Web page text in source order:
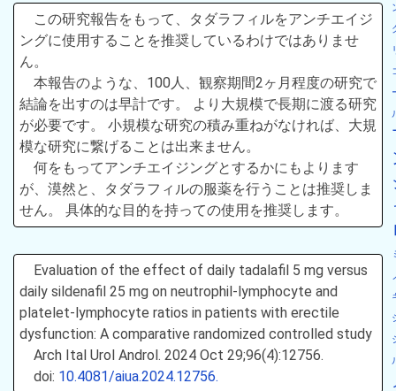
この研究報告をもって、タダラフィルをアンチエイジ
ングに使用することを推奨しているわけではありませ
ん。
本報告のような、100人、観察期間2ヶ月程度の研究で
結論を出すのは早計です。 より大規模で長期に渡る研究
が必要です。 小規模な研究の積み重ねがなければ、大規
模な研究に繋げることは出来ません。
何をもってアンチエイジングとするかにもよります
が、漠然と、タダラフィルの服薬を行うことは推奨しま
せん。 具体的な目的を持っての使用を推奨します。
Evaluation of the effect of daily tadalafil 5 mg versus
daily sildenafil 25 mg on neutrophil-lymphocyte and
platelet-lymphocyte ratios in patients with erectile
dysfunction: A comparative randomized controlled study
Arch Ital Urol Androl. 2024 Oct 29;96(4):12756.
doi: 10.4081/aiua.2024.12756.